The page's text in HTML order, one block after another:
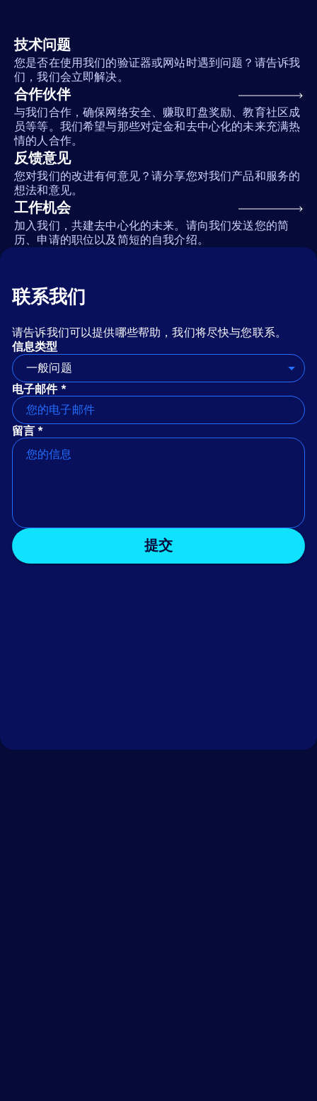
技术问题
您是否在使用我们的验证器或网站时遇到问题？请告诉我
们，我们会立即解决。
合作伙伴
与我们合作，确保网络安全、赚取盯盘奖励、教育社区成
员等等。我们希望与那些对定金和去中心化的未来充满热
情的人合作。
反馈意见
您对我们的改进有何意见？请分享您对我们产品和服务的
想法和意见。
工作机会
加入我们，共建去中心化的未来。请向我们发送您的简
历、申请的职位以及简短的自我介绍。
联系我们
请告诉我们可以提供哪些帮助，我们将尽快与您联系。
信息类型
一般问题
电子邮件 *
留言 *
提交